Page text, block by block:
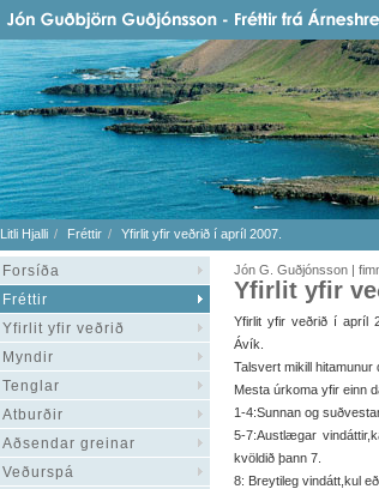
Litli Hjalli Fréttir Yfirlit yfir veðrið í apríl 2007.
Forsíða
Fréttir
Yfirlit yfir veðrið
Myndir
Tenglar
Atburðir
Aðsendar greinar
Veðurspá
Jón G. Guðjónsson |
Yfirlit yfir
Yfirlit yfir veðrið í apríl
Ávík.
Talsvert mikill
Mesta úrkoma yfir einn
1-4:Sunnan og
5-7:Austlægar
kvöldið þann 7.
8: Breytileg vindátt,kul